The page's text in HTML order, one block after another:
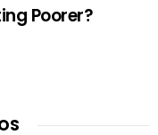
Poorer?